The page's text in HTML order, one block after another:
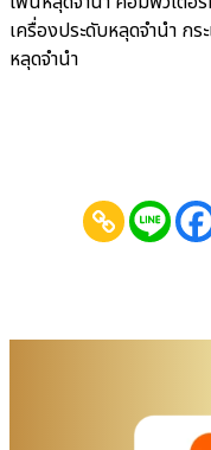
เครื่องประดับหลุดจำนำ ก
หลุดจำนำ